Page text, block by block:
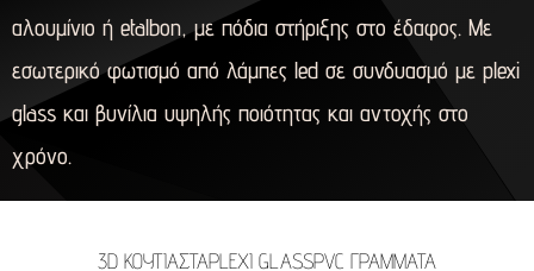
αλουμίνιο ή etalbon, με πόδια στήριξης στο έδαφος. Με
εσωτερικό φωτισμό από λάμπες led σε συνδυασμό με plexi
glass και βυνίλια υψηλής ποιότητας και αντοχής στο
χρόνο.
3D ΚΟΥΤΙΑΣΤΑPLEXI GLASSPVC ΓΡΑΜΜΑΤΑ